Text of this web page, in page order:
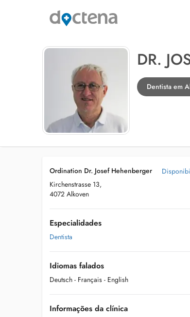
DR.
Dentista em
Ordination Dr. Josef Hehenberger
Kirchenstrasse 13,
4072 Alkoven
Especialidades
Dentista
Idiomas falados
Deutsch - Français - English
Informações da clínica